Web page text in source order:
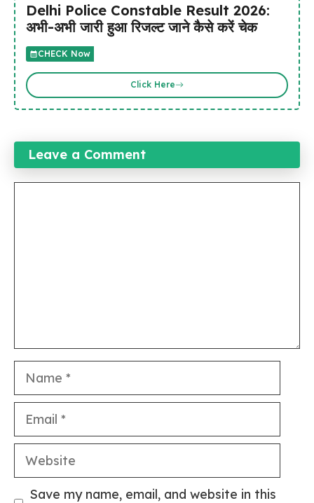
Delhi Police Constable Result 2026:
अभी-अभी जारी हुआ रिजल्ट जाने कैसे करें चेक
CHECK Now
Click Here
Leave a Comment
Name
Email
Website
Save my name, email, and website in this